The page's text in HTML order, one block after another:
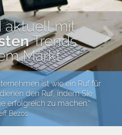
Srpski
aktuell mit
Trends
Markt
ist wie ein Ruf für
den Ruf, indem Sie
erfolgreich zu machen.“
Bezos